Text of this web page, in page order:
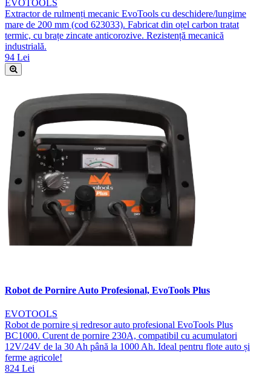
EVOTOOLS
Extractor de rulmenți mecanic EvoTools cu deschidere/lungime
mare de 200 mm (cod 623033). Fabricat din oțel carbon tratat
termic, cu brațe zincate anticorozive. Rezistență mecanică
industrială.
94 Lei
Robot de Pornire Auto Profesional, EvoTools Plus
EVOTOOLS
Robot de pornire și redresor auto profesional EvoTools Plus
BC1000. Curent de pornire 230A, compatibil cu acumulatori
12V/24V de la 30 Ah până la 1000 Ah. Ideal pentru flote auto și
ferme agricole!
824 Lei